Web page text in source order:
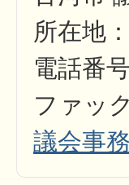
所在地
電話番
ファッ
議会事